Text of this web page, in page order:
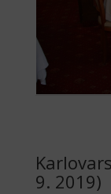
9. 2019)